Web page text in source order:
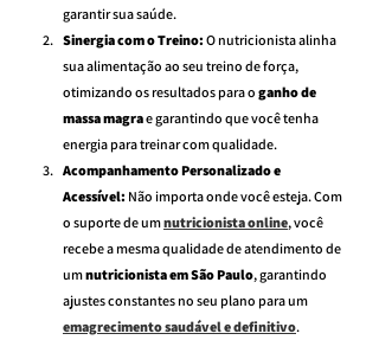
garantir sua saúde.
Sinergia com o Treino: O nutricionista alinha
sua alimentação ao seu treino de força,
otimizando os resultados para o ganho de
massa magra e garantindo que você tenha
energia para treinar com qualidade.
Acompanhamento Personalizado e
Acessível: Não importa onde você esteja. Com
o suporte de um nutricionista online, você
recebe a mesma qualidade de atendimento de
um nutricionista em São Paulo, garantindo
ajustes constantes no seu plano para um
emagrecimento saudável e definitivo.